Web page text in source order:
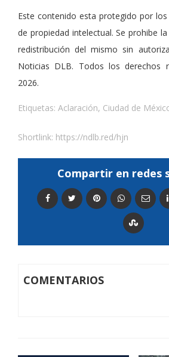
Este contenido esta protegido por
de propiedad intelectual. Se prohibe
redistribución del mismo sin
Noticias DLB. Todos los derechos
2026.
Etiquetas: Aclaración, Ciudad de
Shortlink: https://ndlb.red/hjn
Compartir en redes
COMENTARIOS